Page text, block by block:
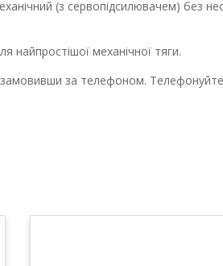
(з сервопідсилювачем) без
найпростішої механічної тяги.
за телефоном. Телефонуйте